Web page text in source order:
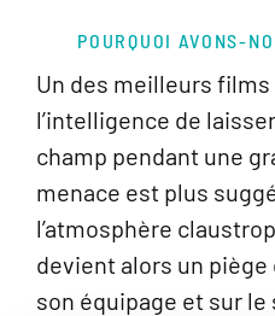
POURQUOI AVONS-
Un des meilleurs
l’intelligence de
champ pendant une
menace est plus
l’atmosphère
devient alors un
son équipage et sur le